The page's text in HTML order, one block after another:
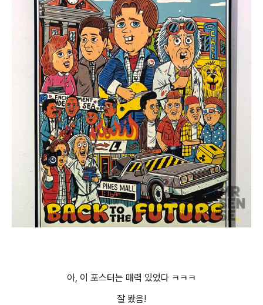
아, 이 포스터는 매력 있었다 ㅋㅋㅋ
잘 봤음!